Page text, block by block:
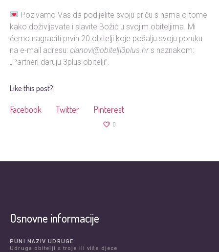
Pozivamo Vas da podijelite svoju priču s nama o tome
kako doživljavate i slavite Božić u svojim obiteljima. Mi
ćemo nagraditi prvih 20 obitelji koje pošalju svoju poruku
na e-mail adresu: clanovi@obitelji3plus.hrs naznakom:
„Partneri daruju 3plus obitelji”.
Like this post?
Facebook Twitter Pinterest
0
Osnovne informacije
PUNI NAZIV UDRUGE:
Udruga obitelji s troje ili više djece